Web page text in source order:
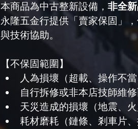
本商品為中古整新設備， 非全
永隆五金行提供「賣家保固」
與技術協助。
【不保固範圍】
人為損壞（超載、操作不
自行拆修或非本店技師維
天災造成的損壞（地震、火
耗材磨耗（鏈條、剎車片